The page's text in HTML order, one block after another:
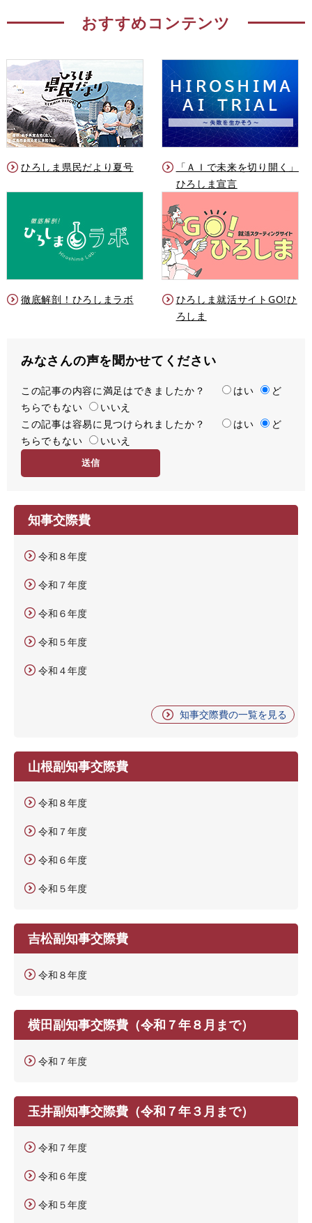
おすすめコンテンツ
ひろしま県民だより夏号
「ＡＩで未来を切り開く」
ひろしま宣言
徹底解剖！ひろしまラボ
ひろしま就活サイトGO!ひ
ろしま
みなさんの声を聞かせてください
満
足
度
この記事の内容に満足はできましたか？ はい
ど
ちらでもない
いいえ
容
易
この記事は容易に見つけられましたか？ はい
ど
ちらでもない
いいえ
知事交際費
令和８年度
令和７年度
令和６年度
令和５年度
令和４年度
知事交際費の一覧を見る
山根副知事交際費
令和８年度
令和７年度
令和６年度
令和５年度
吉松副知事交際費
令和８年度
横田副知事交際費（令和７年８月まで）
令和７年度
玉井副知事交際費（令和７年３月まで）
令和７年度
令和６年度
令和５年度